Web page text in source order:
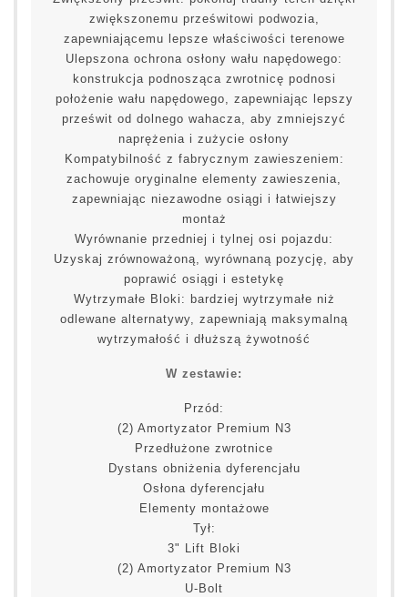
zwiększonemu prześwitowi podwozia,
zapewniającemu lepsze właściwości terenowe
Ulepszona ochrona osłony wału napędowego:
konstrukcja podnosząca zwrotnicę podnosi
położenie wału napędowego, zapewniając lepszy
prześwit od dolnego wahacza, aby zmniejszyć
naprężenia i zużycie osłony
Kompatybilność z fabrycznym zawieszeniem:
zachowuje oryginalne elementy zawieszenia,
zapewniając niezawodne osiągi i łatwiejszy
montaż
Wyrównanie przedniej i tylnej osi pojazdu:
Uzyskaj zrównoważoną, wyrównaną pozycję, aby
poprawić osiągi i estetykę
Wytrzymałe Bloki: bardziej wytrzymałe niż
odlewane alternatywy, zapewniają maksymalną
wytrzymałość i dłuższą żywotność
W zestawie:
Przód:
(2) Amortyzator Premium N3
Przedłużone zwrotnice
Dystans obniżenia dyferencjału
Osłona dyferencjału
Elementy montażowe
Tył:
3" Lift Bloki
(2) Amortyzator Premium N3
U-Bolt